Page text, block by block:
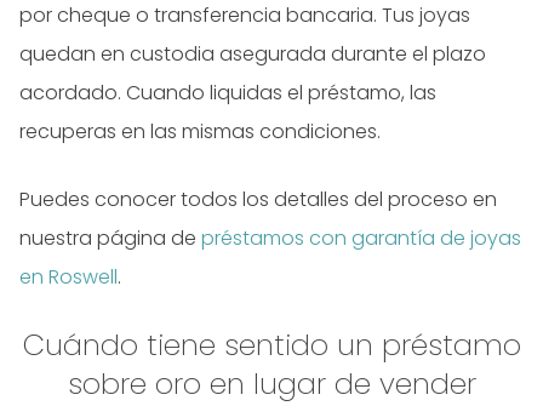
por cheque o transferencia bancaria. Tus joyas
quedan en custodia asegurada durante el plazo
acordado. Cuando liquidas el préstamo, las
recuperas en las mismas condiciones.
Puedes conocer todos los detalles del proceso en
nuestra página de préstamos con garantía de joyas
en Roswell.
Cuándo tiene sentido un préstamo
sobre oro en lugar de vender